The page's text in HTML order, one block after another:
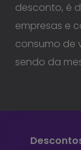
desconto, é
empresas e
consumo de
sendo da